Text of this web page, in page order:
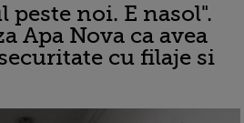
peste noi. E nasol".
Apa Nova ca avea
cu filaje si